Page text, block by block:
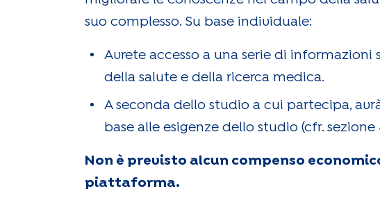
suo complesso. Su base individuale:
Avrete accesso a una serie di
della salute e della ricerca medica.
A seconda dello studio a cui partecipa,
base alle esigenze dello studio (cfr. sezione
Non è previsto alcun compenso
piattaforma.